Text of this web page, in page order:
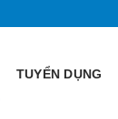
TUYỂN DỤNG